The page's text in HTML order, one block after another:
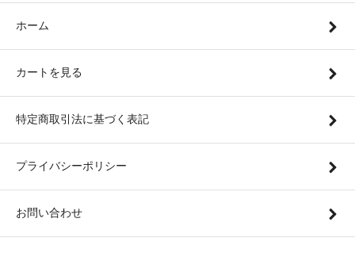
ホーム
カートを見る
特定商取引法に基づく表記
プライバシーポリシー
お問い合わせ